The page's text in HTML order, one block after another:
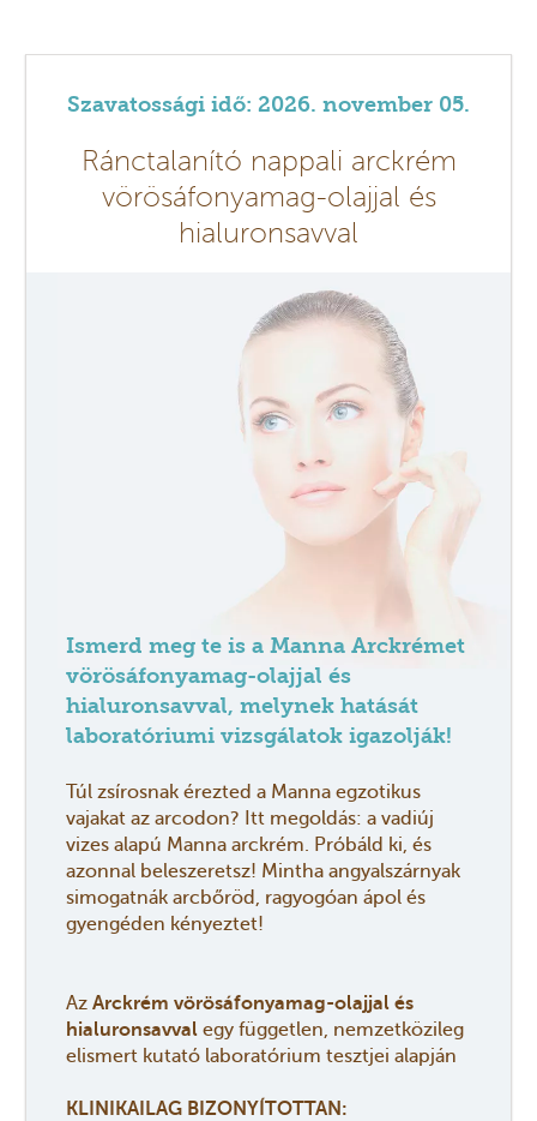
Szavatossági idő: 2026. november 05.
Ránctalanító nappali arckrém
vörösáfonyamag-olajjal és
hialuronsavval
Ismerd meg te is a Manna Arckrémet
vörösáfonyamag-olajjal és
hialuronsavval, melynek hatását
laboratóriumi vizsgálatok igazolják!
Túl zsírosnak érezted a Manna egzotikus
vajakat az arcodon? Itt megoldás: a vadiúj
vizes alapú Manna arckrém. Próbáld ki, és
azonnal beleszeretsz! Mintha angyalszárnyak
simogatnák arcbőröd, ragyogóan ápol és
gyengéden kényeztet!
Az Arckrém vörösáfonyamag-olajjal és
hialuronsavval egy független, nemzetközileg
elismert kutató laboratórium tesztjei alapján
KLINIKAILAG BIZONYÍTOTTAN: